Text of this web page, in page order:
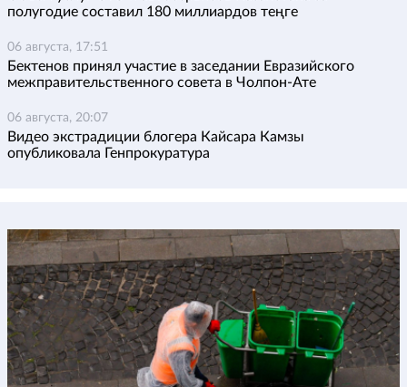
полугодие составил 180 миллиардов теңге
06 августа, 17:51
Бектенов принял участие в заседании Евразийского
межправительственного совета в Чолпон-Ате
06 августа, 20:07
Видео экстрадиции блогера Кайсара Камзы
опубликовала Генпрокуратура